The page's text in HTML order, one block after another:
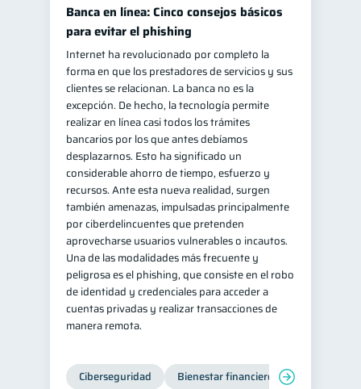
Seguridad financiera 13
Salud financiera 12
Productos financieros 11
Organización Financiera 10
Deudas Préstamos
Tarjeta de crédito 6
Historial crediticio 6
Ciberseguridad 5
Servicios
Derechos & Deberes 4
Criptomonedas
Cuenta Abandonada 2
Inversiones
Finanzas Personales
Banca en línea: Cinco consejos básicos
para evitar el phishing
Internet ha revolucionado por completo la
forma en que los prestadores de servicios y sus
clientes se relacionan. La banca no es la
excepción. De hecho, la tecnología permite
realizar en línea casi todos los trámites
bancarios por los que antes debíamos
desplazarnos. Esto ha significado un
considerable ahorro de tiempo, esfuerzo y
recursos. Ante esta nueva realidad, surgen
también amenazas, impulsadas principalmente
por ciberdelincuentes que pretenden
aprovecharse usuarios vulnerables o incautos.
Una de las modalidades más frecuente y
peligrosa es el phishing, que consiste en el robo
de identidad y credenciales para acceder a
cuentas privadas y realizar transacciones de
manera remota.
Ciberseguridad Bienestar financiero